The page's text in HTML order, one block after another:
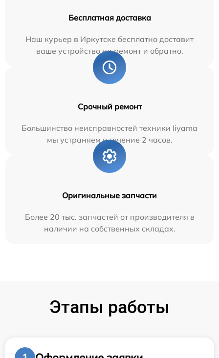
Бесплатная доставка
Наш курьер в Иркутске бесплатно доставит
ваше устройство на ремонт и обратно.
Срочный ремонт
Большинство неисправностей техники Iiyama
мы устраняем в течение 2 часов.
Оригинальные запчасти
Более 20 тыс. запчастей от производителя в
наличии на собственных складах.
Этапы работы